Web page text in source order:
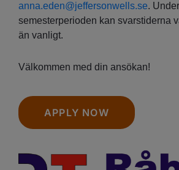
anna.eden@jeffersonwells.se. Under
semesterperioden kan svarstiderna
än vanligt.
Välkommen med din ansökan!
APPLY NOW